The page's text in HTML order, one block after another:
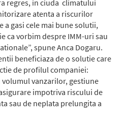
regres, in ciuda climatului
atenta a riscurilor
a gasi cele mai bune solutii,
ca vorbim despre IMM-uri sau
spune Anca Dogaru.
beneficiaza de o solutie care
de profilul companiei:
vanzarilor, gestiune
impotriva riscului de
sau de neplata prelungita a